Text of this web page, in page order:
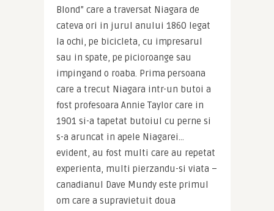
Blond” care a traversat Niagara de
cateva ori in jurul anului 1860 legat
la ochi, pe bicicleta, cu impresarul
sau in spate, pe picioroange sau
impingand o roaba. Prima persoana
care a trecut Niagara intr-un butoi a
fost profesoara Annie Taylor care in
1901 si-a tapetat butoiul cu perne si
s-a aruncat in apele Niagarei…
evident, au fost multi care au repetat
experienta, multi pierzandu-si viata –
canadianul Dave Mundy este primul
om care a supravietuit doua